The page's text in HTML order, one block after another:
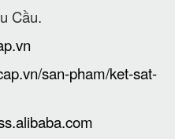
Cầu.
san-pham/ket-sat-